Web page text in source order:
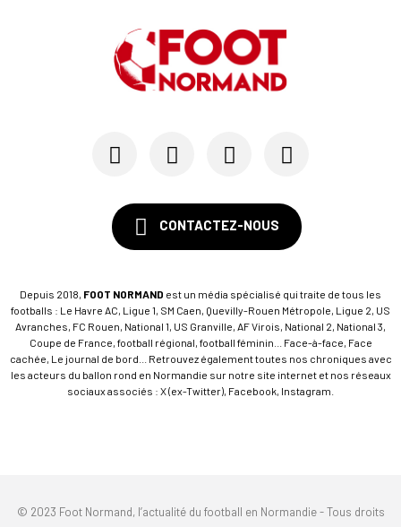
CONTACTEZ-NOUS
Depuis 2018, FOOT NORMAND est un média spécialisé qui traite de tous les
footballs : Le Havre AC, Ligue 1, SM Caen, Quevilly-Rouen Métropole, Ligue 2, US
Avranches, FC Rouen, National 1, US Granville, AF Virois, National 2, National 3,
Coupe de France, football régional, football féminin... Face-à-face, Face
cachée, Le journal de bord... Retrouvez également toutes nos chroniques avec
les acteurs du ballon rond en Normandie sur notre site internet et nos réseaux
sociaux associés : X (ex-Twitter), Facebook, Instagram.
© 2023 Foot Normand, l’actualité du football en Normandie - Tous droits